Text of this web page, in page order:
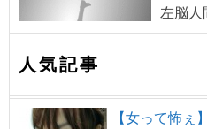
左脳人
人気記事
【女って怖ぇ